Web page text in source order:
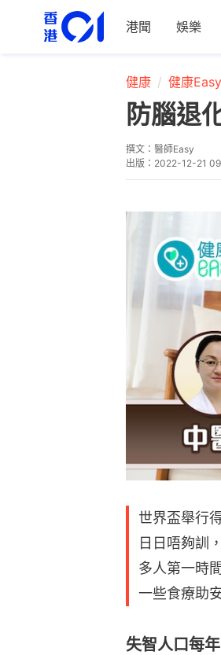
港聞 娛樂
健康 健康Easy
防腦退
撰文： 醫師Easy
出版： 2022-12-21
世界盃舉行
日日唔夠訓
多人第一時
一些食療助
失智人口每